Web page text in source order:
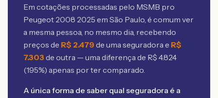
Em cotações processadas pelo MSMB pro
Peugeot 2008 2025 em São Paulo, é comum ver
a mesma pessoa, no mesmo dia, recebendo
preços de R$ 2.479 de uma seguradora e R$
7.303 de outra — uma diferença de R$ 4.824
(195%) apenas por ter comparado.
A única forma de saber qual seguradora é a